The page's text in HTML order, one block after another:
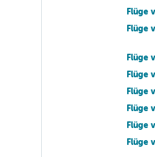
Flüge
Flüge
Flüge
Flüge
Flüge
Flüge
Flüge
Flüge